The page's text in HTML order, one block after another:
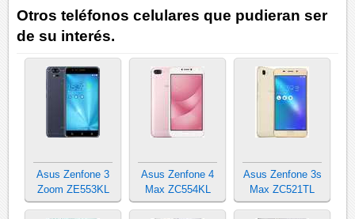
Otros teléfonos celulares que pudieran ser
de su interés.
Asus Zenfone 3
Zoom ZE553KL
Asus Zenfone 4
Max ZC554KL
Asus Zenfone 3s
Max ZC521TL